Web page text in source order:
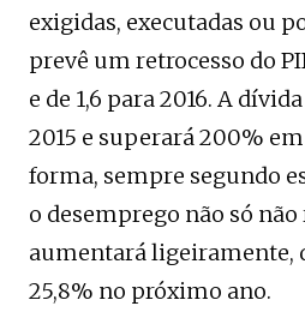
exigidas, executadas ou
prevê um retrocesso do
e de 1,6 para 2016. A
2015 e superará 200%
forma, sempre segundo
o desemprego não só
aumentará ligeiramente,
25,8% no próximo ano.